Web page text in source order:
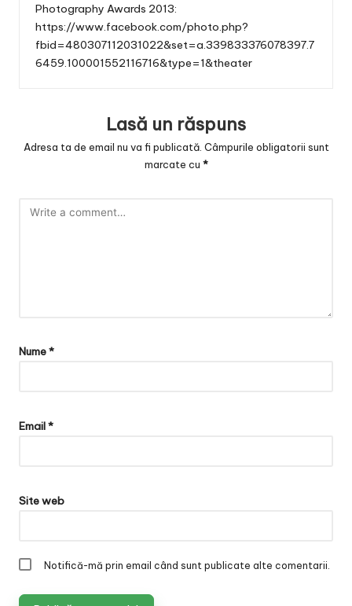
Photography Awards 2013:
https://www.facebook.com/photo.php?
fbid=480307112031022&set=a.339833376078397.7
6459.100001552116716&type=1&theater
Lasă un răspuns
Adresa ta de email nu va fi publicată. Câmpurile obligatorii sunt
marcate cu *
Nume*
Email*
Site web
Notifică-mă prin email când sunt publicate alte comentarii.